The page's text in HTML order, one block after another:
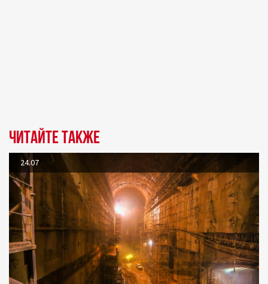
Читайте также
24.07